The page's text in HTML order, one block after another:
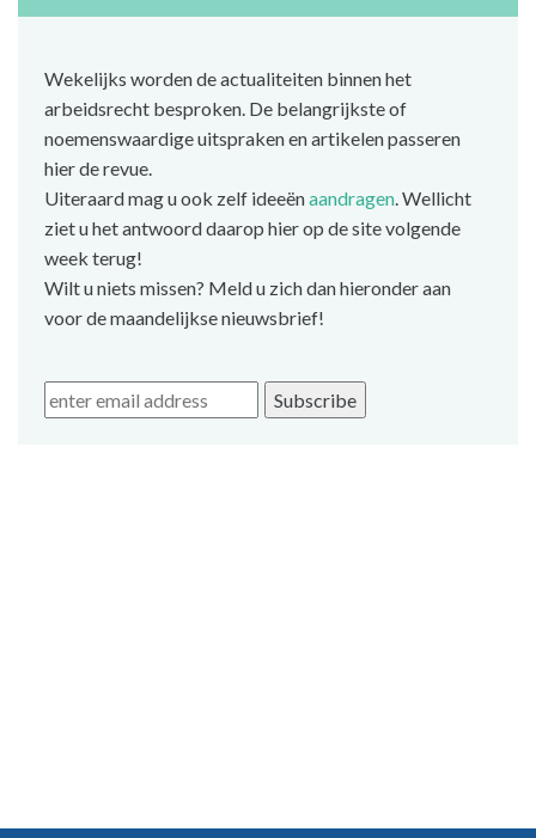
Wekelijks worden de actualiteiten binnen het
arbeidsrecht besproken. De belangrijkste of
noemenswaardige uitspraken en artikelen passeren
hier de revue.
Uiteraard mag u ook zelf ideeënaandragen . Wellicht
ziet u het antwoord daarop hier op de site volgende
week terug!
Wilt u niets missen? Meld u zich dan hieronder aan
voor de maandelijkse nieuwsbrief!